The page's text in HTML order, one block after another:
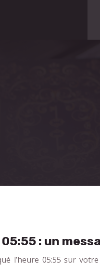
: un
l’heure 05:55 sur